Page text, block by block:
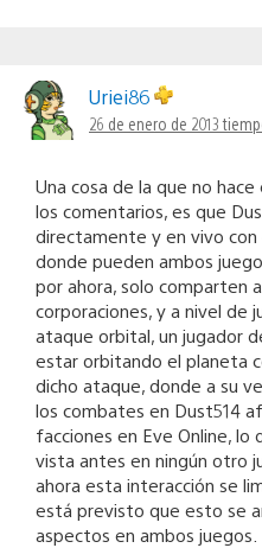
Uriei86
26 de enero de 2013
Una cosa de la que no
los comentarios, es que
directamente y en vivo con
donde pueden ambos
por ahora, solo comparten
corporaciones, y a nivel de
ataque orbital, un jugador
estar orbitando el planeta
dicho ataque, donde a su
los combates en Dust514
facciones en Eve Online, lo
vista antes en ningún otro
ahora esta interacción se
está previsto que esto se
aspectos en ambos juegos.